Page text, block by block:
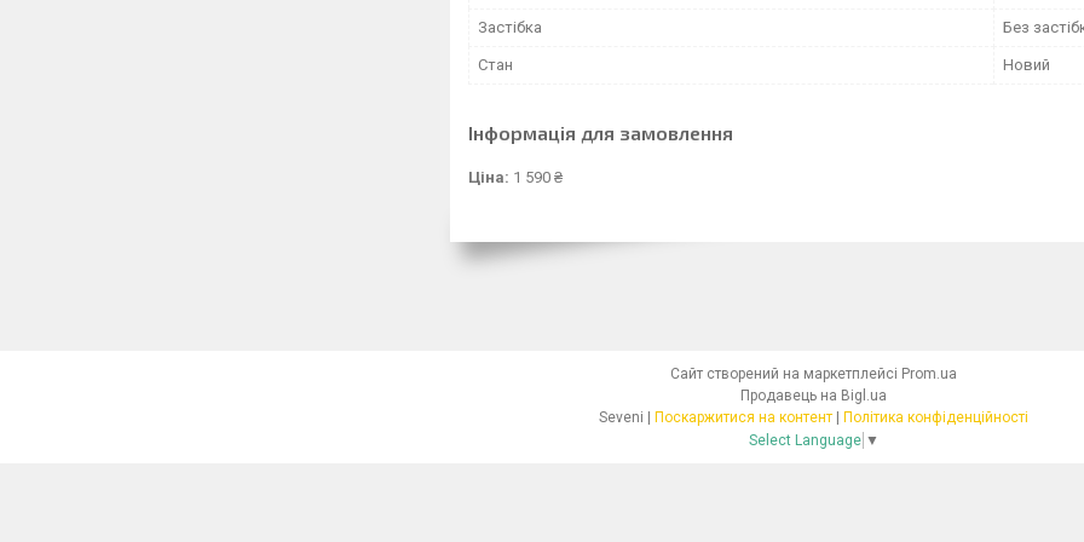
Застібка Без
Стан Новий
Інформація для замовлення
Ціна: 1 590 ₴
Сайт створений на маркетплейсі Prom.ua
Продавець на Bigl.ua
Поскаржитися на контент
Політика конфіденційності
Select Language ▼